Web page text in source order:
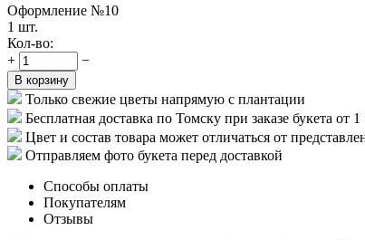
Оформление №10
1 шт.
Кол-во:
+
−
В корзину
Только свежие цветы напрямую с плантации
Бесплатная доставка по Томску при заказе букета от
Цвет и состав товара может отличаться от
Отправляем фото букета перед доставкой
Способы оплаты
Покупателям
Отзывы